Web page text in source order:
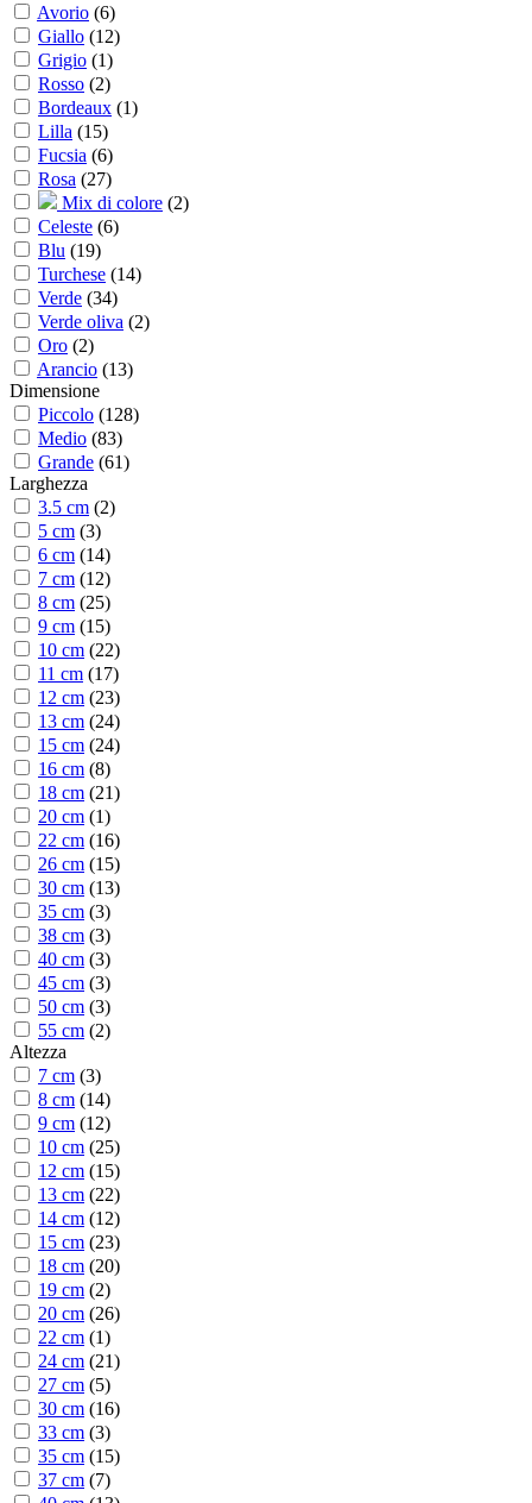
Avorio (6)
Giallo (12)
Grigio (1)
Rosso (2)
Bordeaux (1)
Lilla (15)
Fucsia (6)
Rosa (27)
Mix di colore (2)
Celeste (6)
Blu (19)
Turchese (14)
Verde (34)
Verde oliva (2)
Oro (2)
Arancio (13)
Dimensione
Piccolo (128)
Medio (83)
Grande (61)
Larghezza
3.5 cm (2)
5 cm (3)
6 cm (14)
7 cm (12)
8 cm (25)
9 cm (15)
10 cm (22)
11 cm (17)
12 cm (23)
13 cm (24)
15 cm (24)
16 cm (8)
18 cm (21)
20 cm (1)
22 cm (16)
26 cm (15)
30 cm (13)
35 cm (3)
38 cm (3)
40 cm (3)
45 cm (3)
50 cm (3)
55 cm (2)
Altezza
7 cm (3)
8 cm (14)
9 cm (12)
10 cm (25)
12 cm (15)
13 cm (22)
14 cm (12)
15 cm (23)
18 cm (20)
19 cm (2)
20 cm (26)
22 cm (1)
24 cm (21)
27 cm (5)
30 cm (16)
33 cm (3)
35 cm (15)
37 cm (7)